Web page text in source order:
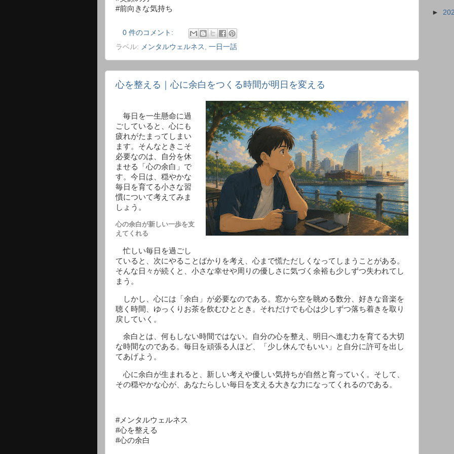
#前向きな気持ち
0 件のコメント:
ラベル: メンタルウェルネス 一日一話
心を整える｜心に余白をつくる時間が明日を変える
毎日を一生懸命に過
ごしていると、心にも
疲れがたまってしまい
ます。そんなときこそ
必要なのは、自分を休
ませる「心の余白」で
す。今日は、穏やかな
毎日を育てる小さな習
慣について考えてみま
しょう。
心の余白が新しい一歩を支
えてくれる
忙しい毎日を過ごし
ていると、次にやることばかりを考え、心まで慌ただしくなってしまうことがある。
そんな日々が続くと、小さな幸せや周りの優しさに気づく余裕も少しずつ失われてし
まう。
しかし、心には「余白」が必要なのである。窓から空を眺める数分、好きな音楽を
聴く時間、ゆっくりお茶を飲むひととき。それだけでも心は少しずつ落ち着きを取り
戻していく。
余白とは、何もしない時間ではない。自分の心を整え、明日へ進む力を育てる大切
な時間なのである。毎日を頑張る人ほど、「少し休んでもいい」と自分に許可を出し
てあげよう。
心に余白が生まれると、新しい考えや優しい気持ちが自然と育っていく。そして、
その穏やかな心が、あなたらしい毎日を支える大きな力になってくれるのである。
#メンタルウェルネス
#心を整える
#心の余白
►